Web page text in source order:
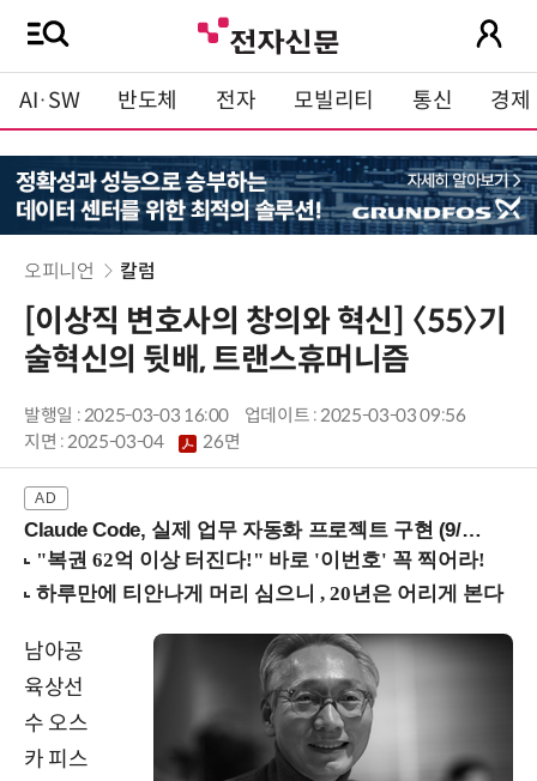
AI·SW 반도체 전자 모빌리티 통신 경제
오피니언 칼럼
[이상직 변호사의 창의와 혁신] 〈55〉기
술혁신의 뒷배, 트랜스휴머니즘
발행일 : 2025-03-03 16:00
업데이트 : 2025-03-03 09:56
지면 :2025-03-04 26면
Claude Code, 실제 업무 자동화 프로젝트 구현 (9/16 ~17 강남역)
남아공
육상선
수 오스
카 피스